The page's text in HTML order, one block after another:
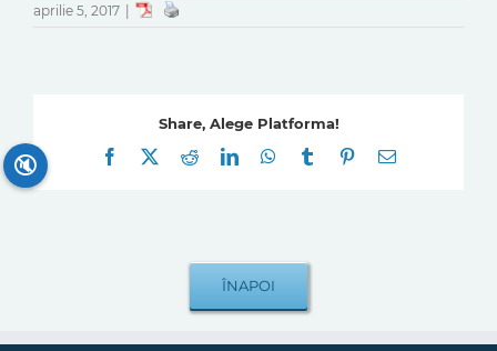
aprilie 5, 2017
Share, Alege Platforma!
Facebook
RedditLinkedInWhatsApp
Tumblr Pinterest
E-
🔇